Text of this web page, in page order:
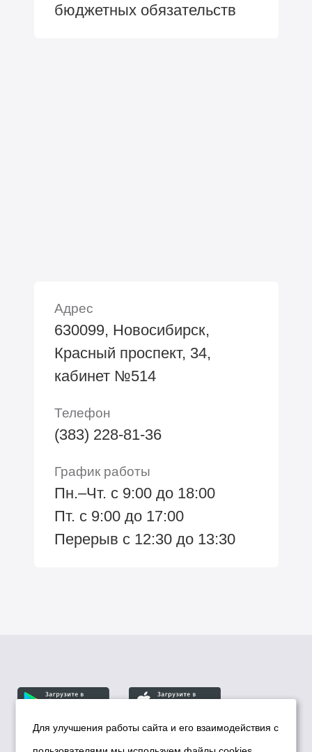
бюджетных обязательств
Адрес
630099, Новосибирск,
Красный проспект, 34,
кабинет №514
Телефон
(383) 228-81-36
График работы
Пн.–Чт. с 9:00 до 18:00
Пт. с 9:00 до 17:00
Перерыв с 12:30 до 13:30
Для улучшения работы сайта и его взаимодействия с